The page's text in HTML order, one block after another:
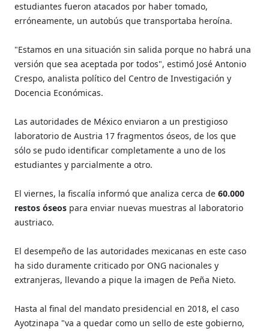
estudiantes fueron atacados por haber tomado,
erróneamente, un autobús que transportaba heroína.
"Estamos en una situación sin salida porque no habrá una
versión que sea aceptada por todos", estimó José Antonio
Crespo, analista político del Centro de Investigación y
Docencia Económicas.
Las autoridades de México enviaron a un prestigioso
laboratorio de Austria 17 fragmentos óseos, de los que
sólo se pudo identificar completamente a uno de los
estudiantes y parcialmente a otro.
El viernes, la fiscalía informó que analiza cerca de 60.000
restos óseos para enviar nuevas muestras al laboratorio
austriaco.
El desempeño de las autoridades mexicanas en este caso
ha sido duramente criticado por ONG nacionales y
extranjeras, llevando a pique la imagen de Peña Nieto.
Hasta al final del mandato presidencial en 2018, el caso
Ayotzinapa "va a quedar como un sello de este gobierno,